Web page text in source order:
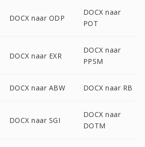
DOCX naar ODP
DOCX naar
POT
DOCX naar EXR
DOCX naar
PPSM
DOCX naar ABW DOCX naar RB
DOCX naar SGI
DOCX naar
DOTM